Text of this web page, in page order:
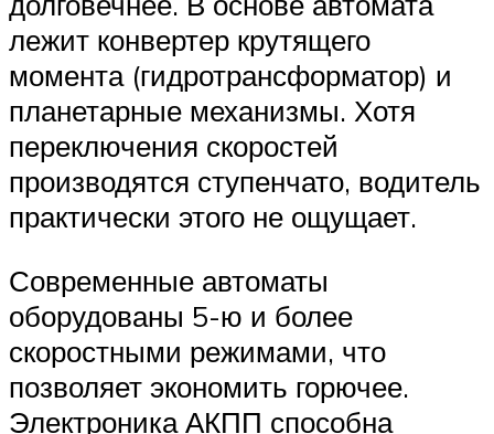
лежит конвертер крутящего
момента (гидротрансформатор) и
планетарные механизмы. Хотя
переключения скоростей
производятся ступенчато, водитель
практически этого не ощущает.
Современные автоматы
оборудованы 5-ю и более
скоростными режимами, что
позволяет экономить горючее.
Электроника АКПП способна